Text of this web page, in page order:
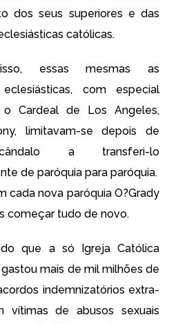
dos seus superiores e das
católicas.
essas mesmas as
eclesiásticas, com especial
Cardeal de Los Angeles,
limitavam-se depois de
a transferi-lo
de paróquia para paróquia.
cada nova paróquia O?Grady
começar tudo de novo.
que a só Igreja Católica
mais de mil milhões de
indemnizatórios extra-
vítimas de abusos sexuais